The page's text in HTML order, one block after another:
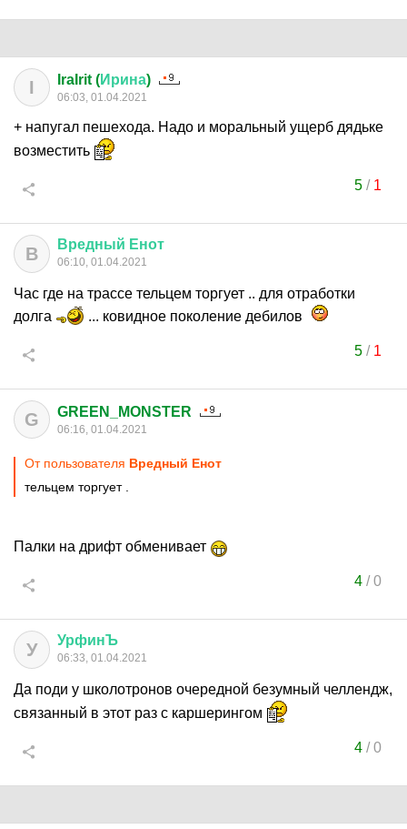
I IraIrit (Ирина)
06:03, 01.04.2021
+ напугал пешехода. Надо и моральный ущерб дядьке
возместить
5/ 1
В Вредный Енот
06:10, 01.04.2021
Час где на трассе тельцем торгует .. для отработки
долга
... ковидное поколение дебилов
5/ 1
G GREEN_MONSTER
06:16, 01.04.2021
От пользователя Вредный Енот
тельцем торгует .
Палки на дрифт обменивает
4/0
У УрфинЪ
06:33, 01.04.2021
Да поди у школотронов очередной безумный челлендж,
связанный в этот раз с каршерингом
4/0